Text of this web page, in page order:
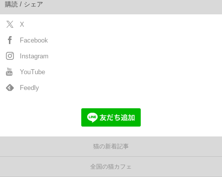
購読 / シェア
X
Facebook
Instagram
YouTube
Feedly
猫の新着記事
全国の猫カフェ